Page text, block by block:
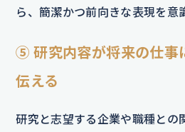
ら、簡潔かつ前向きな表現を意
⑤ 研究内容が将来の仕事
伝える
研究と志望する企業や職種との